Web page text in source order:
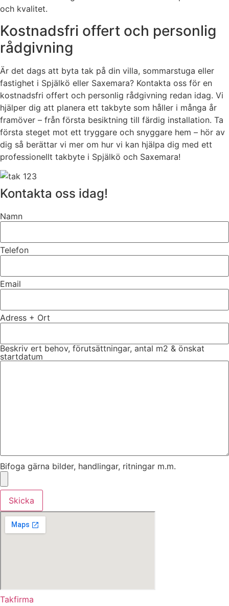
och kvalitet.
Kostnadsfri offert och personlig
rådgivning
Är det dags att byta tak på din villa, sommarstuga eller
fastighet i Spjälkö eller Saxemara? Kontakta oss för en
kostnadsfri offert och personlig rådgivning redan idag. Vi
hjälper dig att planera ett takbyte som håller i många år
framöver – från första besiktning till färdig installation. Ta
första steget mot ett tryggare och snyggare hem – hör av
dig så berättar vi mer om hur vi kan hjälpa dig med ett
professionellt takbyte i Spjälkö och Saxemara!
Kontakta oss idag!
Namn
Telefon
Email
Adress + Ort
Beskriv ert behov, förutsättningar, antal m2 & önskat
startdatum
Bifoga gärna bilder, handlingar, ritningar m.m.
Skicka
Takfirma